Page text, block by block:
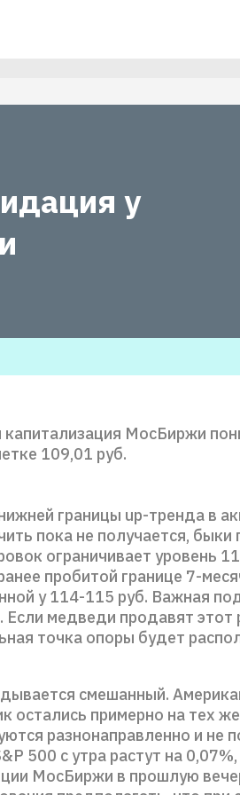
у
МосБиржи
109,01 руб.
границы up-тренда в
пока не получается, быки
ограничивает уровень
пробитой границе 7-
у 114-115 руб. Важная
Если медведи продавят этот
точка опоры будет
смешанный.
остались примерно на тех
разнонаправленно и не
500 с утра растут на
МосБиржи в прошлую